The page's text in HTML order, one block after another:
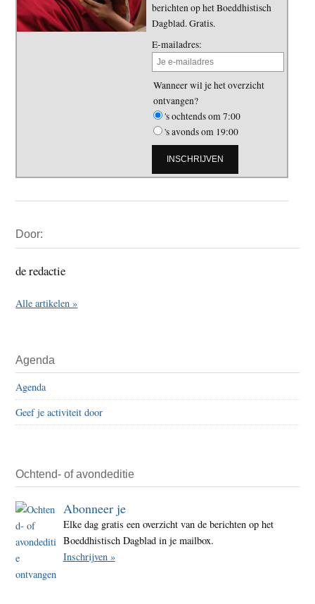
berichten op het Boeddhistisch
Dagblad. Gratis.
E-mailadres:
Wanneer wil je het overzicht
ontvangen?
's ochtends om 7:00
's avonds om 19:00
Sidebar
Door:
de redactie
Alle artikelen »
Agenda
Agenda
Geef je activiteit door
Ochtend- of avondeditie
Abonneer je
Elke dag gratis een overzicht van de berichten op het
Boeddhistisch Dagblad in je mailbox.
Inschrijven »